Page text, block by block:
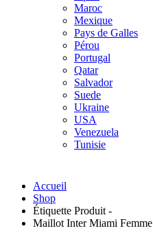
Maroc
Mexique
Pays de Galles
Pérou
Portugal
Qatar
Salvador
Suede
Ukraine
USA
Venezuela
Tunisie
Accueil
Shop
Étiquette Produit -
Maillot Inter Miami Femme